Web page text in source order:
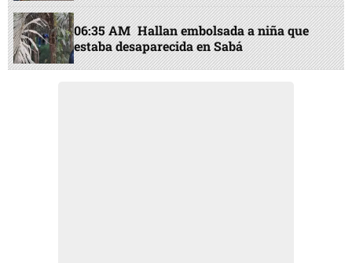
06:35 AM Hallan embolsada a niña que
estaba desaparecida en Sabá